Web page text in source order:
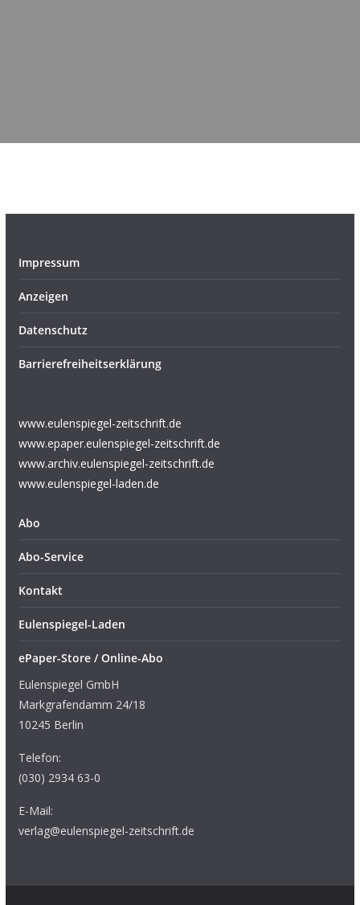
Impressum
Anzeigen
Datenschutz
Barrierefreiheitserklärung
www.eulenspiegel-zeitschrift.de
www.epaper.eulenspiegel-zeitschrift.de
www.archiv.eulenspiegel-zeitschrift.de
www.eulenspiegel-laden.de
Abo
Abo-Service
Kontakt
Eulenspiegel-Laden
ePaper-Store / Online-Abo
Eulenspiegel GmbH
Markgrafendamm 24/18
10245 Berlin
Telefon:
(030) 2934 63-0
E-Mail:
verlag@eulenspiegel-zeitschrift.de